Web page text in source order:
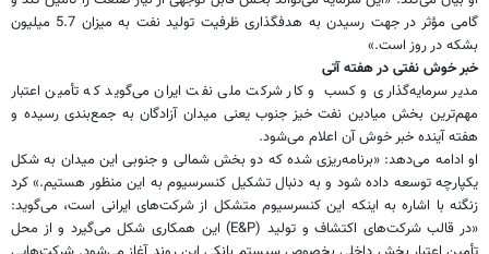
گامی مؤثر در جهت رسیدن به هدفگذاری ظرفیت تولید نفت به میزان 5.7 میلیون
بشکه در روز است.»
خبر خوش نفتی در هفته آتی
مدیر سرمایه‌گذاری و کسب‌ و کار شرکت ملی نفت ایران می‌گوید که تأمین اعتبار
مهم‌ترین بخش میادین نفت خیز جنوب یعنی میدان آزادگان به جمع‌بندی رسیده و
هفته آینده خبر خوش آن اعلام می‌شود.
او ادامه می‌دهد: «برنامه‌ریزی شده که دو بخش شمالی و جنوبی این میدان به شکل
یکپارچه توسعه داده شود و به دنبال تشکیل کنسرسیوم به این منظور هستیم.» کرد
زنگنه با اشاره به اینکه این کنسرسیوم متشکل از شرکت‌های ایرانی است، می‌گوید:
«در قالب شرکت‌های اکتشاف و تولید (E&P) این همکاری شکل می‌گیرد و از محل